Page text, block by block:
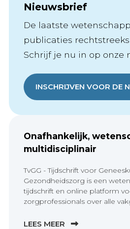
Nieuwsbrief
De laatste
publicaties
Schrijf je nu in op onze
INSCHRIJVEN VOOR DE
Onafhankelijk,
multidisciplinair
TvGG - Tijdschrift voor
Gezondheidszorg is een
tijdschrift en online platform
zorgprofessionals over alle
LEES MEER